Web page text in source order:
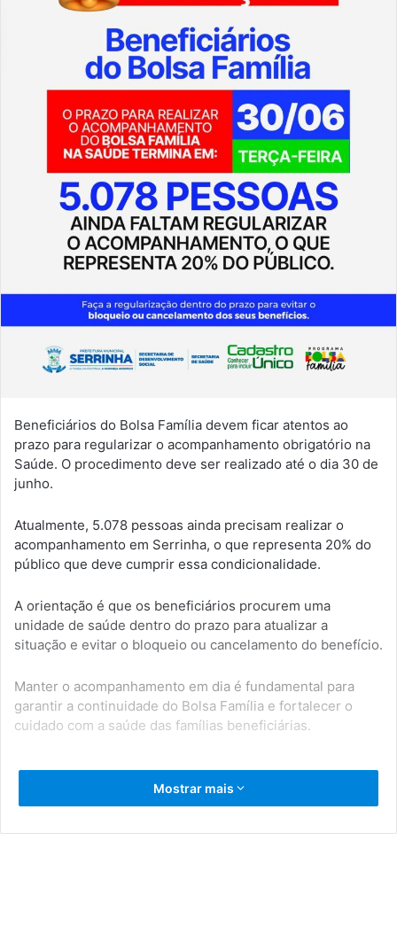
Beneficiários do Bolsa Família devem ficar atentos ao
prazo para regularizar o acompanhamento obrigatório na
Saúde. O procedimento deve ser realizado até o dia 30 de
junho.
Atualmente, 5.078 pessoas ainda precisam realizar o
acompanhamento em Serrinha, o que representa 20% do
público que deve cumprir essa condicionalidade.
A orientação é que os beneficiários procurem uma
unidade de saúde dentro do prazo para atualizar a
situação e evitar o bloqueio ou cancelamento do benefício.
Manter o acompanhamento em dia é fundamental para
garantir a continuidade do Bolsa Família e fortalecer o
cuidado com a saúde das famílias beneficiárias.
Assistência Social Prefeitura de Serrinha
Mostrar mais